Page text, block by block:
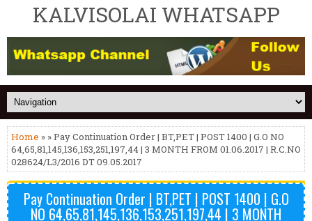
KALVISOLAI WHATSAPP
Home » » Pay Continuation Order | BT,PET | POST 1400 | G.O NO
64,65,81,145,136,153,251,197,44 | 3 MONTH FROM 01.06.2017 | R.C.NO
028624/L3/2016 DT 09.05.2017
Pay Continuation Order | BT,PET | POST 1400 | G.O
NO 64,65,81,145,136,153,251,197,44 | 3 MONTH